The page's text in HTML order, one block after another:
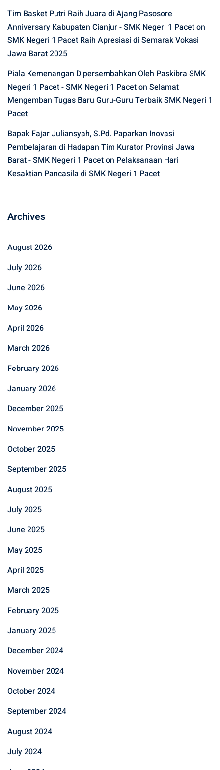
Tim Basket Putri Raih Juara di Ajang Pasosore
Anniversary Kabupaten Cianjur - SMK Negeri 1 Paceton
SMK Negeri 1 Pacet Raih Apresiasi di Semarak Vokasi
Jawa Barat 2025
Piala Kemenangan Dipersembahkan Oleh Paskibra SMK
Negeri 1 Pacet - SMK Negeri 1 Paceton Selamat
Mengemban Tugas Baru Guru-Guru Terbaik SMK Negeri 1
Pacet
Bapak Fajar Juliansyah, S.Pd. Paparkan Inovasi
Pembelajaran di Hadapan Tim Kurator Provinsi Jawa
Barat - SMK Negeri 1 Paceton Pelaksanaan Hari
Kesaktian Pancasila di SMK Negeri 1 Pacet
Archives
August 2026
July 2026
June 2026
May 2026
April 2026
March 2026
February 2026
January 2026
December 2025
November 2025
October 2025
September 2025
August 2025
July 2025
June 2025
May 2025
April 2025
March 2025
February 2025
January 2025
December 2024
November 2024
October 2024
September 2024
August 2024
July 2024